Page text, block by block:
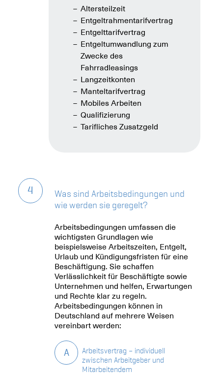
Altersteilzeit
Entgeltrahmentarifvertrag
Entgelttarifvertrag
Entgeltumwandlung zum
Zwecke des
Fahrradleasings
Langzeitkonten
Manteltarifvertrag
Mobiles Arbeiten
Qualifizierung
Tarifliches Zusatzgeld
4
Was sind Arbeitsbedingungen und
wie werden sie geregelt?
Arbeitsbedingungen umfassen die
wichtigsten Grundlagen wie
beispielsweise Arbeitszeiten, Entgelt,
Urlaub und Kündigungsfristen für eine
Beschäftigung. Sie schaffen
Verlässlichkeit für Beschäftigte sowie
Unternehmen und helfen, Erwartungen
und Rechte klar zu regeln.
Arbeitsbedingungen können in
Deutschland auf mehrere Weisen
vereinbart werden:
A
Arbeitsvertrag – individuell
zwischen Arbeitgeber und
Mitarbeitendem